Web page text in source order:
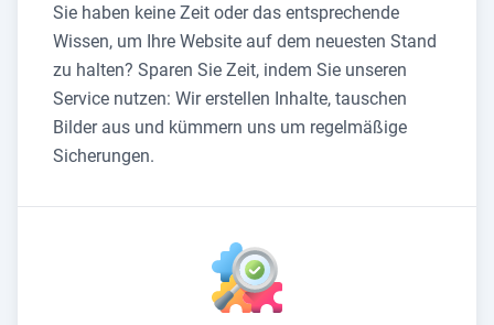
Sie haben keine Zeit oder das entsprechende
Wissen, um Ihre Website auf dem neuesten Stand
zu halten? Sparen Sie Zeit, indem Sie unseren
Service nutzen: Wir erstellen Inhalte, tauschen
Bilder aus und kümmern uns um regelmäßige
Sicherungen.